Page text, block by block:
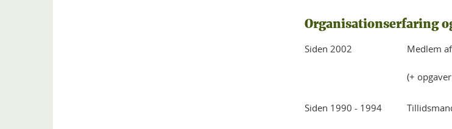
Organisationserfaring
Siden 2002 Medlem
(+
Siden 1990 - 1994